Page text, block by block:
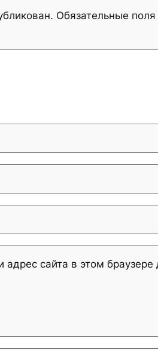
Обязательные
адрес сайта в этом